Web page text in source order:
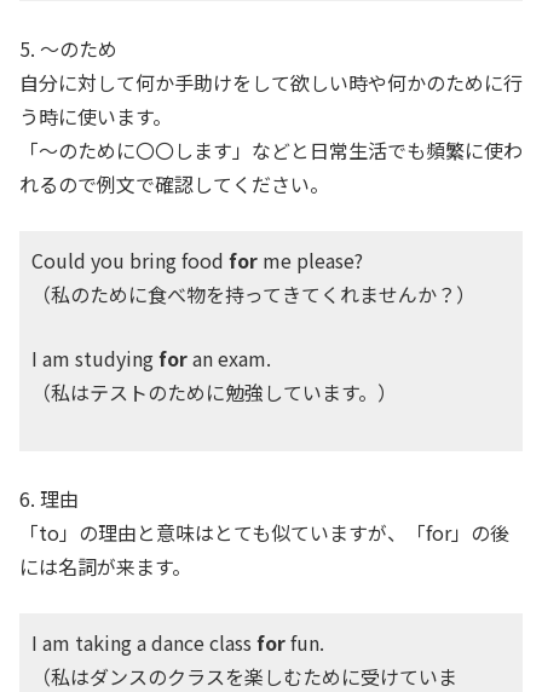
5. ～のため
自分に対して何か手助けをして欲しい時や何かのために行
う時に使います。
「～のために〇〇します」などと日常生活でも頻繁に使わ
れるので例文で確認してください。
Could you bring food for me please?
（私のために食べ物を持ってきてくれませんか？）
I am studyingforan exam.
（私はテストのために勉強しています。）
6. 理由
「to」の理由と意味はとても似ていますが、「for」の後
には名詞が来ます。
I am taking a dance class forfun.
（私はダンスのクラスを楽しむために受けていま